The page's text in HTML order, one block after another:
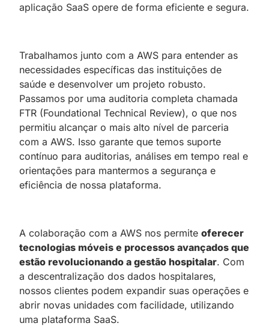
aplicação SaaS opere de forma eficiente e segura.
Trabalhamos junto com a AWS para entender as
necessidades específicas das instituições de
saúde e desenvolver um projeto robusto.
Passamos por uma auditoria completa chamada
FTR (Foundational Technical Review), o que nos
permitiu alcançar o mais alto nível de parceria
com a AWS. Isso garante que temos suporte
contínuo para auditorias, análises em tempo real e
orientações para mantermos a segurança e
eficiência de nossa plataforma.
A colaboração com a AWS nos permite oferecer
tecnologias móveis e processos avançados que
estão revolucionando a gestão hospitalar. Com
a descentralização dos dados hospitalares,
nossos clientes podem expandir suas operações e
abrir novas unidades com facilidade, utilizando
uma plataforma SaaS.